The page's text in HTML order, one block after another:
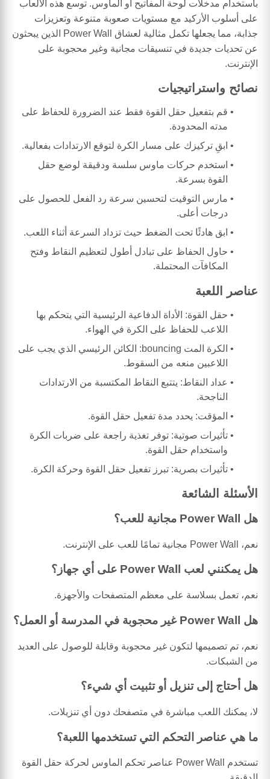
باستخدام مدخلات لوحة المفاتيح أو الماوس. توسع هذه الألعاب
على أسلوب الأركيد مع مستويات صعوبة متنوعة وتعزيزات
جذابة، مما يجعلها تكمل مثالية لعشاق Power Wall الذين يبحثون
عن تحديات جديدة في تنسيقات مجانية وغير محجوبة على
الإنترنت.
نصائح واستراتيجيات
قم بتفعيل حقل القوة فقط عند الضرورة للحفاظ على
مدته المحدودة.
ابقِ تركيزك على مسار الكرة لتوقع الارتدادات بفعالية.
استخدم حركات ماوس سلسة ودقيقة لوضع حقل
القوة بسرعة.
مارس التوقيت لتحسين سرعة رد الفعل للحصول على
درجات أعلى.
ابق هادئًا تحت الضغط حيث تزداد السرعة أثناء اللعب.
حاول الحفاظ على تبادل أطول لتعظيم النقاط وفتح
المكافآت المحتملة.
عناصر اللعبة
حقل القوة: الأداة الدفاعية الرئيسية التي يتحكم بها
اللاعب للحفاظ على الكرة في الهواء.
الكرة المت bouncing: الكائن الرئيسي الذي يجب على
اللاعبين منعه من السقوط.
عداد النقاط: يتتبع النقاط المكتسبة من الارتدادات
الناجحة.
المؤقت: يحدد مدة تفعيل حقل القوة.
تأثيرات صوتية: توفر تغذية راجعة على ضربات الكرة
واستخدام حقل القوة.
تأثيرات بصرية: تبرز تفعيل حقل القوة وحركة الكرة.
الأسئلة الشائعة
هل Power Wall مجانية للعب؟
نعم، Power Wall مجانية تمامًا للعب على الإنترنت.
هل يمكنني لعب Power Wall على أي جهاز؟
نعم، تعمل بسلاسة على معظم المتصفحات والأجهزة.
هل Power Wall غير محجوبة في المدرسة أو العمل؟
نعم، تم تصميمها لتكون غير محجوبة وقابلة للوصول على العديد
من الشبكات.
هل أحتاج إلى تنزيل أو تثبيت أي شيء؟
لا، يمكنك اللعب مباشرة في متصفحك دون أي تنزيلات.
ما هي عناصر التحكم التي تستخدمها اللعبة؟
تستخدم Power Wall عناصر تحكم الماوس لحركة حقل القوة